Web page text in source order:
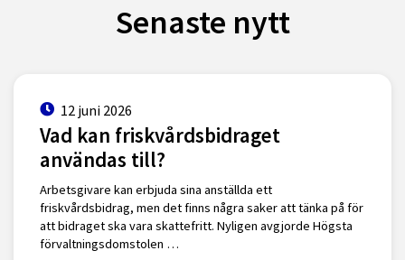
Senaste nytt
12 juni 2026
Vad kan friskvårdsbidraget
användas till?
Arbetsgivare kan erbjuda sina anställda ett
friskvårdsbidrag, men det finns några saker att tänka på för
att bidraget ska vara skattefritt. Nyligen avgjorde Högsta
förvaltningsdomstolen …